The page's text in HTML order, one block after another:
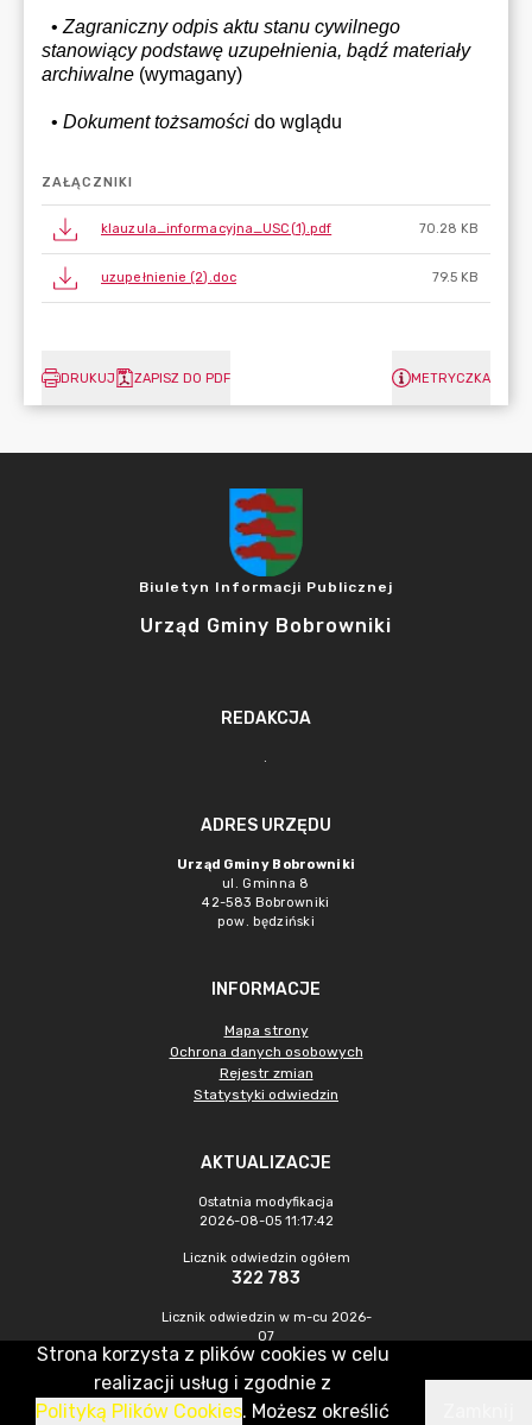
ZAŁĄCZNIKI
klauzula_informacyjna_USC(1).pdf 70.28 KB
uzupełnienie (2).doc 79.5 KB
DRUKUJ ZAPISZ DO PDF METRYCZKA
Biuletyn Informacji Publicznej
Urząd Gminy Bobrowniki
REDAKCJA
.
ADRES URZĘDU
Urząd Gminy Bobrowniki
ul. Gminna 8
42-583 Bobrowniki
pow. będziński
INFORMACJE
Mapa strony
Ochrona danych osobowych
Rejestr zmian
Statystyki odwiedzin
AKTUALIZACJE
Ostatnia modyfikacja
2026-08-05 11:17:42
Licznik odwiedzin ogółem
322 783
Licznik odwiedzin w m-cu 2026-
07
399
CMS & Hosting: Nefeni Sp. z o.o.
Strona korzysta z plików cookies w celu
realizacji usług i zgodnie z
Polityką Plików Cookies. Możesz określić